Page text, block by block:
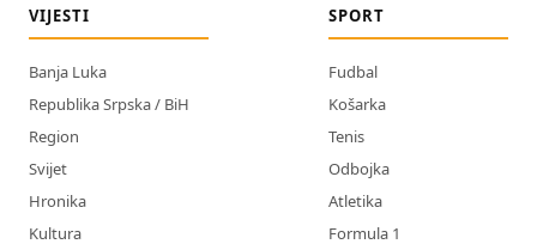
VIJESTI
Banja Luka
Republika Srpska / BiH
Region
Svijet
Hronika
Kultura
SPORT
Fudbal
Košarka
Tenis
Odbojka
Atletika
Formula 1